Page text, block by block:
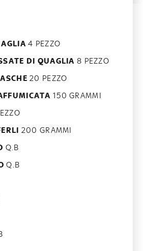
4 PEZZO
DI QUAGLIA 8 PEZZO
20 PEZZO
150 GRAMMI
200 GRAMMI
Q.B
Q.B